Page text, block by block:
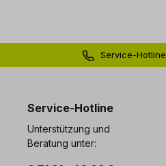
Service-Hotline
Service-Hotline
Unterstützung und
Beratung unter: